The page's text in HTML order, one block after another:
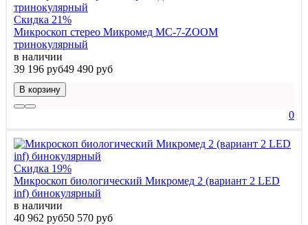
Скидка 21%
Микроскоп стерео Микромед MC-7-ZOOM
тринокулярный
в наличии
39 196 руб49 490 руб
В корзину
0
Скидка 19%
Микроскоп биологический Микромед 2 (вариант 2 LED
inf) бинокулярный
в наличии
40 962 руб50 570 руб